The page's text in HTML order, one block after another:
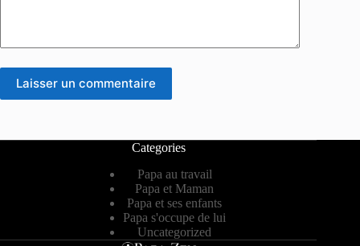
Laisser un commentaire
Categories
Papa au travail
Papa et Maman
Papa et ses enfants
Papa s'occupe de lui
Uncategorized